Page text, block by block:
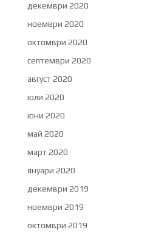
декември 2020
ноември 2020
октомври 2020
септември 2020
август 2020
юли 2020
юни 2020
май 2020
март 2020
януари 2020
декември 2019
ноември 2019
октомври 2019